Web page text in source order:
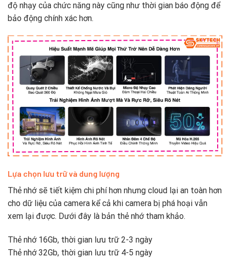
độ nhạy của chức năng này cũng như thời gian báo động để
bảo động chính xác hơn.
Lựa chọn lưu trữ và dung lượng
Thẻ nhớ sẽ tiết kiệm chi phí hơn nhưng cloud lại an toàn hơn
cho dữ liệu của camera kể cả khi camera bị phá hoại vẫn
xem lại được. Dưới đây là bản thẻ nhớ tham khảo.
Thẻ nhớ 16Gb, thời gian lưu trữ 2-3 ngày
Thẻ nhớ 32Gb, thời gian lưu trữ 4-5 ngày